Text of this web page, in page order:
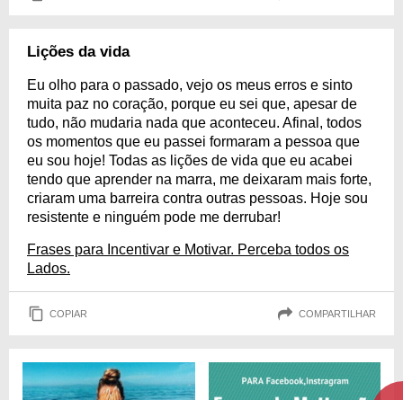
Lições da vida
Eu olho para o passado, vejo os meus erros e sinto
muita paz no coração, porque eu sei que, apesar de
tudo, não mudaria nada que aconteceu. Afinal, todos
os momentos que eu passei formaram a pessoa que
eu sou hoje! Todas as lições de vida que eu acabei
tendo que aprender na marra, me deixaram mais forte,
criaram uma barreira contra outras pessoas. Hoje sou
resistente e ninguém pode me derrubar!
Frases para Incentivar e Motivar. Perceba todos os
Lados.
COPIAR COMPARTILHAR